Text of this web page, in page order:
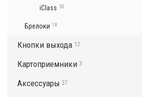
iClass 30
Брелоки 18
Кнопки выхода 12
Картоприемники 3
Аксессуары 37